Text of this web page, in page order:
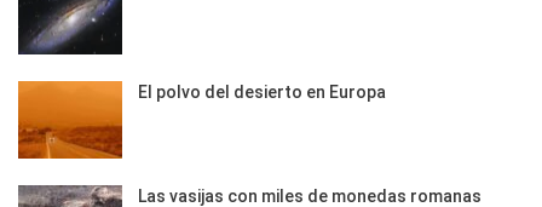
El polvo del desierto en Europa
Las vasijas con miles de monedas romanas